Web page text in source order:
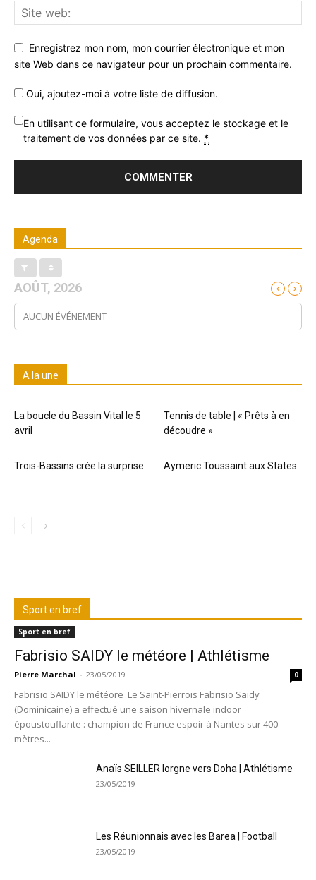
Enregistrez mon nom, mon courrier électronique et mon
site Web dans ce navigateur pour un prochain commentaire.
Oui, ajoutez-moi à votre liste de diffusion.
En utilisant ce formulaire, vous acceptez le stockage et le
traitement de vos données par ce site. *
Agenda
AOÛT, 2026
AUCUN ÉVÉNEMENT
A la une
La boucle du Bassin Vital le 5
avril
Tennis de table | « Prêts à en
découdre »
Trois-Bassins crée la surprise Aymeric Toussaint aux States
Sport en bref
Sport en bref
Fabrisio SAIDY le météore | Athlétisme
Pierre Marchal - 23/05/2019 0
Fabrisio SAIDY le météore Le Saint-Pierrois Fabrisio Saïdy
(Dominicaine) a effectué une saison hivernale indoor
époustouflante : champion de France espoir à Nantes sur 400
mètres...
Anaïs SEILLER lorgne vers Doha | Athlétisme
23/05/2019
Les Réunionnais avec les Barea | Football
23/05/2019